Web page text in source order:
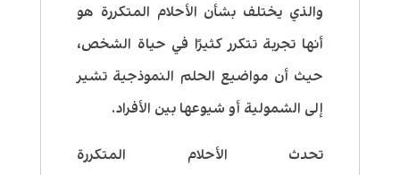
والذي يختلف بشأن الأحلام المتكررة هو
أنها تجربة تتكرر كثيرًا في حياة الشخص،
حيث أن مواضيع الحلم النموذجية تشير
إلى الشمولية أو شيوعها بين الأفراد.
تحدث الأحلام المتكررة